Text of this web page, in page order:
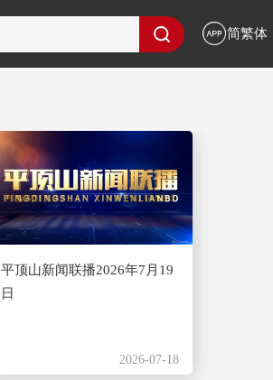
简繁体
平顶山新闻联播2026年7月19
日
2026-07-18